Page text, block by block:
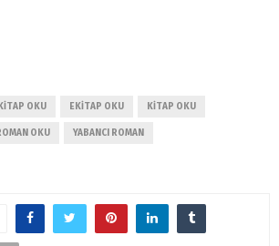
OKU EKITAP OKU KITAP OKU
OKU YABANCI ROMAN